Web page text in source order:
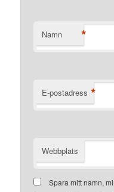
Namn *
E-postadress *
Webbplats
Spara mitt namn,